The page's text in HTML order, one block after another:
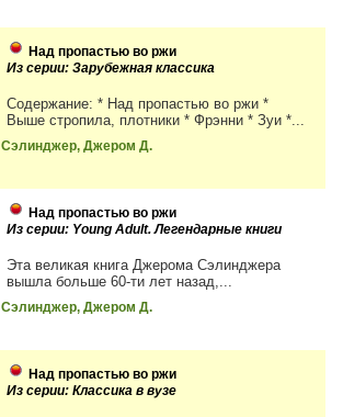
Над пропастью во ржи
Из серии: Зарубежная классика
Содержание: * Над пропастью во ржи *
Выше стропила, плотники * Фрэнни * Зуи *...
Сэлинджер, Джером Д.
Над пропастью во ржи
Из серии: Young Adult. Легендарные книги
Эта великая книга Джерома Сэлинджера
вышла больше 60-ти лет назад,...
Сэлинджер, Джером Д.
Над пропастью во ржи
Из серии: Классика в вузе